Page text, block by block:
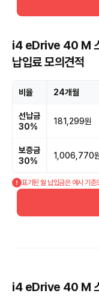
i4 eDrive 40 M 스
납입료 모의견적
비율 24개월
선납금
30%
181,299원
보증금
30%
1,006,770
표기된 월 납입금은 예시 기
i4 eDrive 40 M